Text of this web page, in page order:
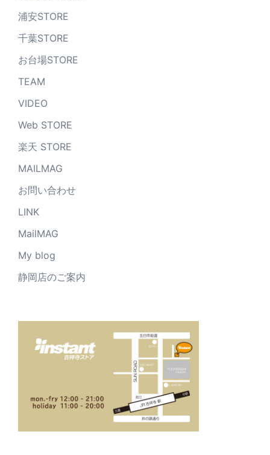
浦安STORE
千葉STORE
お台場STORE
TEAM
VIDEO
Web STORE
楽天 STORE
MAILMAG
お問い合わせ
LINK
MailMAG
My blog
静岡店のご案内